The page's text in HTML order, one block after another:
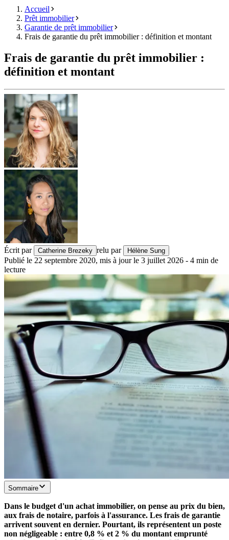
Accueil
Prêt immobilier
Garantie de prêt immobilier
Frais de garantie du prêt immobilier : définition et montant
Frais de garantie du prêt immobilier :
définition et montant
Écrit par Catherine Brezeky relu par Hélène Sung
Publié le 22 septembre 2020, mis à jour le 3 juillet 2026 - 4 min de
lecture
Sommaire
Dans le budget d'un achat immobilier, on pense au prix du bien,
aux frais de notaire, parfois à l'assurance. Les frais de garantie
arrivent souvent en dernier. Pourtant, ils représentent un poste
non négligeable : entre 0,8 % et 2 % du montant emprunté